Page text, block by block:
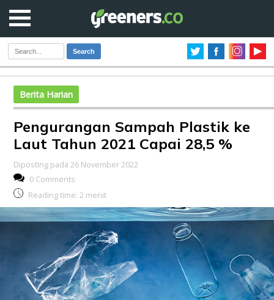
Search
Berita Harian
Pengurangan Sampah Plastik ke
Laut Tahun 2021 Capai 28,5 %
Diposting pada 26 November 2022
0 Comments
Reading time: 2 menit